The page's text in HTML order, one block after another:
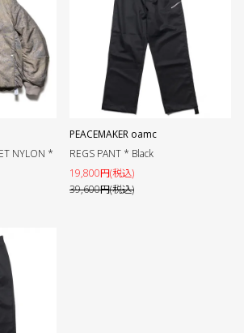
NYLON *
PEACEMAKER oamc
REGS PANT * Black
19,800円(税込)
39,600円(税込)